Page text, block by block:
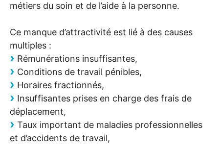
métiers du soin et de l’aide à la personne.
Ce manque d’attractivité est lié à des causes
multiples :
Rémunérations insuffisantes,
Conditions de travail pénibles,
Horaires fractionnés,
Insuffisantes prises en charge des frais de
déplacement,
Taux important de maladies professionnelles
et d’accidents de travail,